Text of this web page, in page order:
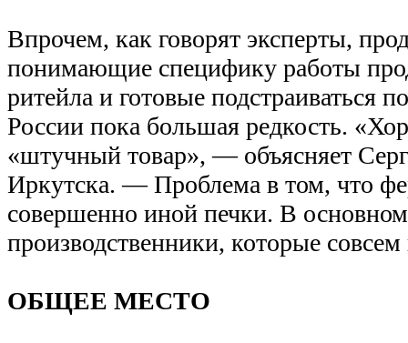
Впрочем, как говорят эксперты,
понимающие специфику работы
ритейла и готовые подстраиваться
России пока большая редкость.
«штучный товар», — объясняет
Иркутска. — Проблема в том, что
совершенно иной печки. В основном
производственники, которые
ОБЩЕЕ МЕСТО